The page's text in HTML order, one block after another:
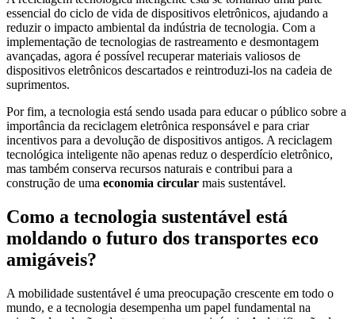
essencial do ciclo de vida de dispositivos eletrônicos, ajudando a
reduzir o impacto ambiental da indústria de tecnologia. Com a
implementação de tecnologias de rastreamento e desmontagem
avançadas, agora é possível recuperar materiais valiosos de
dispositivos eletrônicos descartados e reintroduzi-los na cadeia de
suprimentos.
Por fim, a tecnologia está sendo usada para educar o público sobre a
importância da reciclagem eletrônica responsável e para criar
incentivos para a devolução de dispositivos antigos. A reciclagem
tecnológica inteligente não apenas reduz o desperdício eletrônico,
mas também conserva recursos naturais e contribui para a
construção de uma economia circular mais sustentável.
Como a tecnologia sustentável está
moldando o futuro dos transportes eco
amigáveis?
A mobilidade sustentável é uma preocupação crescente em todo o
mundo, e a tecnologia desempenha um papel fundamental na